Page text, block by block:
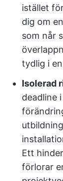
istället
dig om
som når
tydlig i
Isolerad
deadline
Ett
förlorar